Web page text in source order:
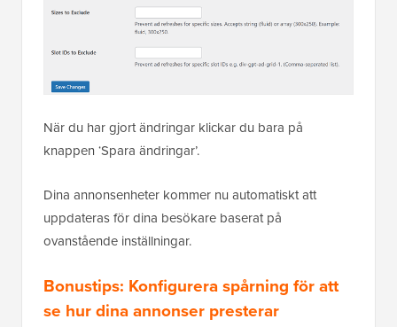
När du har gjort ändringar klickar du bara på
knappen ‘Spara ändringar’.
Dina annonsenheter kommer nu automatiskt att
uppdateras för dina besökare baserat på
ovanstående inställningar.
Bonustips: Konfigurera spårning för att
se hur dina annonser presterar